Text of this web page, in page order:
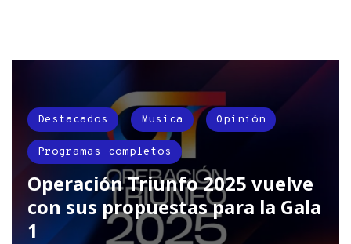
Destacados Musica Opinión
Programas completos
Operación Triunfo 2025 vuelve
con sus propuestas para la Gala
1